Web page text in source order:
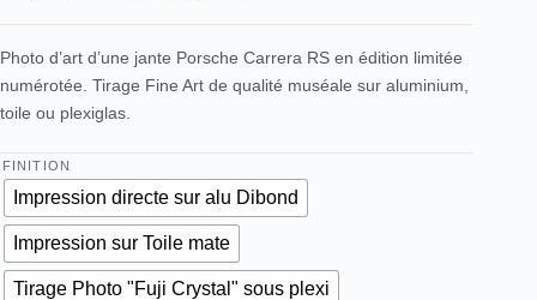
78,00€
à
Photo d’art d’une jante Porsche Carrera RS en édition limitée
numérotée. Tirage Fine Art de qualité muséale sur aluminium,
toile ou plexiglas.
FINITION
Impression directe sur alu Dibond
Impression sur Toile mate
Tirage Photo "Fuji Crystal" sous plexi